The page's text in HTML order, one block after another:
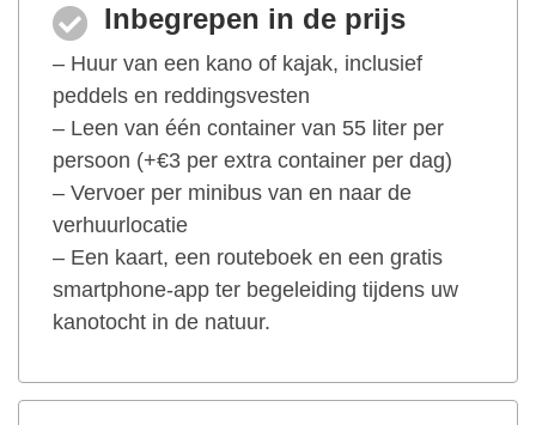
Inbegrepen in de prijs
– Huur van een kano of kajak, inclusief
peddels en reddingsvesten
– Leen van één container van 55 liter per
persoon (+€3 per extra container per dag)
– Vervoer per minibus van en naar de
verhuurlocatie
– Een kaart, een routeboek en een gratis
smartphone-app ter begeleiding tijdens uw
kanotocht in de natuur.